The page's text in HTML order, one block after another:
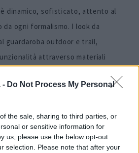
- Do Not Process My Personal
the sale, sharing to third parties, or
or sensitive information for
us, please use the below opt-out
selection. Please note that after your
dinamico, sofisticato, attento al
ogni formalismo. I look da
guardaroba outdoor e trail,
attraverso materiali
trapuntate, pantaloni tecnici
regolabili e dettagli modulabili.
femminile